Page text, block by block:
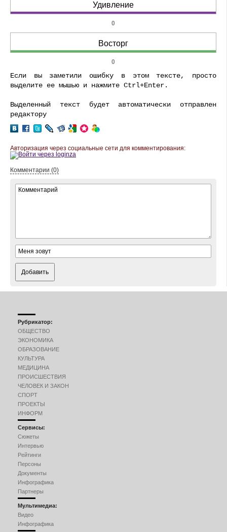
Удивление
0
Восторг
0
Если вы заметили ошибку в этом тексте, просто
выделите ее мышью и нажмите Ctrl+Enter.
Выделенный текст будет автоматически отправлен
редактору
Авторизация через социальные сети для комментирования:
Комментарии (0)
Добавить
Рубрикатор:
ОБЩЕСТВО
ЭКОНОМИКА
ОБРАЗОВАНИЕ
КУЛЬТУРА
МЕДИЦИНА
ПРОИСШЕСТВИЯ
ЧЕЛОВЕК И ЗАКОН
СПОРТ
ПРОЕКТЫ
ИНФОРМ
Сервисы:
Сюжеты
Интервью
Рейтинги
Персоны
Документы
Инфографика
Партнеры
Мультимедиа:
Видео
Инфографика